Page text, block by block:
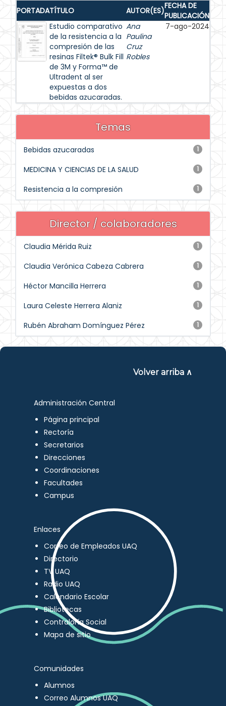
PORTADATÍTULO AUTOR(ES)FECHA DE
PUBLICACIÓN
Estudio comparativo
de la resistencia a la
compresión de las
resinas Filtek® Bulk Fill
de 3M y Forma™ de
Ultradent al ser
expuestas a dos
bebidas azucaradas.
Ana
Paulina
Cruz
Robles
7-ago-2024
Temas
1
Bebidas azucaradas
1
MEDICINA Y CIENCIAS DE LA SALUD
1
Resistencia a la compresión
Director / colaboradores
1
Claudia Mérida Ruiz
1
Claudia Verónica Cabeza Cabrera
1
Héctor Mancilla Herrera
1
Laura Celeste Herrera Alaniz
1
Rubén Abraham Domínguez Pérez
Volver arriba ∧
Administración Central
Página principal
Rectoría
Secretarios
Direcciones
Coordinaciones
Facultades
Campus
Enlaces
Correo de Empleados UAQ
Directorio
TV UAQ
Radio UAQ
Calendario Escolar
Bibliotecas
Contraloría Social
Mapa de sitio
Comunidades
Alumnos
Correo Alumnos UAQ